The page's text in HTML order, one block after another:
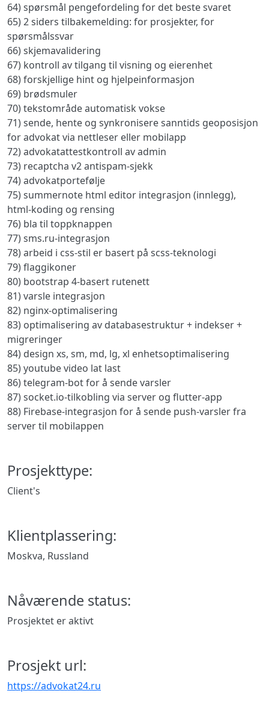
64) spørsmål pengefordeling for det beste svaret
65) 2 siders tilbakemelding: for prosjekter, for
spørsmålssvar
66) skjemavalidering
67) kontroll av tilgang til visning og eierenhet
68) forskjellige hint og hjelpeinformasjon
69) brødsmuler
70) tekstområde automatisk vokse
71) sende, hente og synkronisere sanntids geoposisjon
for advokat via nettleser eller mobilapp
72) advokatattestkontroll av admin
73) recaptcha v2 antispam-sjekk
74) advokatportefølje
75) summernote html editor integrasjon (innlegg),
html-koding og rensing
76) bla til toppknappen
77) sms.ru-integrasjon
78) arbeid i css-stil er basert på scss-teknologi
79) flaggikoner
80) bootstrap 4-basert rutenett
81) varsle integrasjon
82) nginx-optimalisering
83) optimalisering av databasestruktur + indekser +
migreringer
84) design xs, sm, md, lg, xl enhetsoptimalisering
85) youtube video lat last
86) telegram-bot for å sende varsler
87) socket.io-tilkobling via server og flutter-app
88) Firebase-integrasjon for å sende push-varsler fra
server til mobilappen
Prosjekttype:
Client's
Klientplassering:
Moskva, Russland
Nåværende status:
Prosjektet er aktivt
Prosjekt url:
https://advokat24.ru